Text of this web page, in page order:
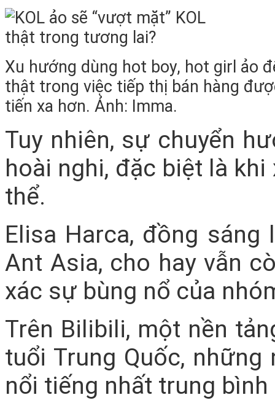
Xu hướng dùng hot boy, hot girl ảo
thật trong việc tiếp thị bán hàng
tiến xa hơn. Ảnh: Imma.
Tuy nhiên, sự chuyển
hoài nghi, đặc biệt là
thể.
Elisa Harca, đồng
Ant Asia, cho hay vẫn
xác sự bùng nổ của
Trên Bilibili, một nền
tuổi Trung Quốc,
nổi tiếng nhất trung